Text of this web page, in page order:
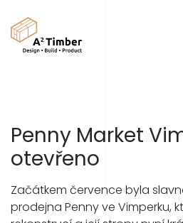
Penny Market
otevřeno
Začátkem července byla
prodejna Penny ve Vimperku,